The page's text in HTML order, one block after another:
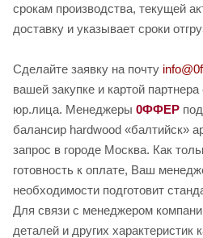
срокам производства, текущей
доставку и указывает сроки
Сделайте заявку на почту
вашей закупке и картой
юр.лица. Менеджеры 0ФФЕР
балансир hardwood «балтийск»
запрос в городе Москва. Как
готовность к оплате, Ваш
необходимости подготовит
Для связи с менеджером
деталей и других характеристик